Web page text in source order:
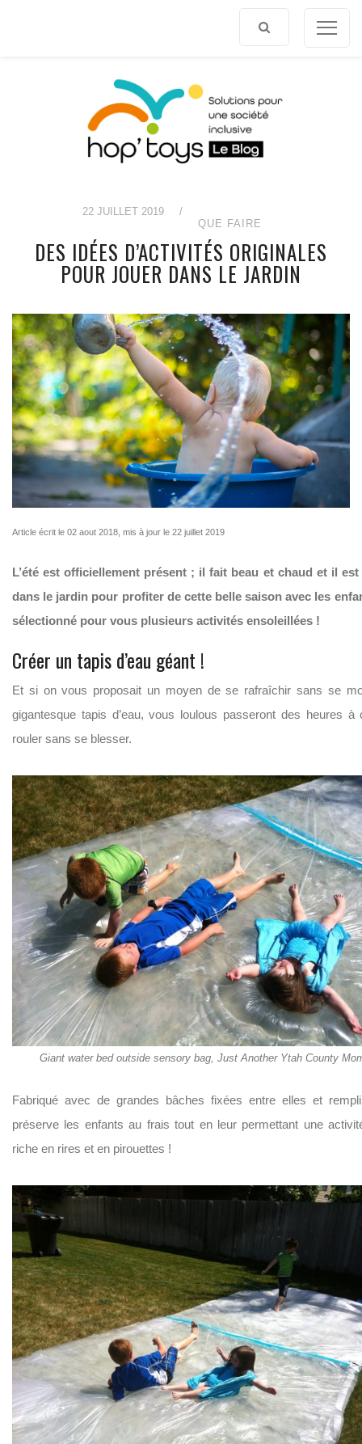
22 JUILLET 2019
/
QUE FAIRE
DES IDÉES D’ACTIVITÉS ORIGINALES
POUR JOUER DANS LE JARDIN
Article écrit le 02 aout 2018, mis à jour le 22 juillet 2019
L’été est officiellement présent ; il fait beau et chaud et il
dans le jardin pour profiter de cette belle saison avec les
sélectionné pour vous plusieurs activités ensoleillées !
Créer un tapis d’eau géant !
Et si on vous proposait un moyen de se rafraîchir sans se
gigantesque tapis d’eau, vous loulous passeront des heures à
rouler sans se blesser.
Giant water bed outside sensory bag, Just Another Ytah County
Fabriqué avec de grandes bâches fixées entre elles et
préserve les enfants au frais tout en leur permettant une
riche en rires et en pirouettes !